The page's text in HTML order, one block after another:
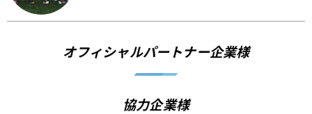
オフィシャルパートナー企業様
協力企業様